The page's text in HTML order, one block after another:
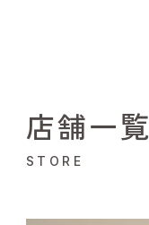
店舗一覧
STORE